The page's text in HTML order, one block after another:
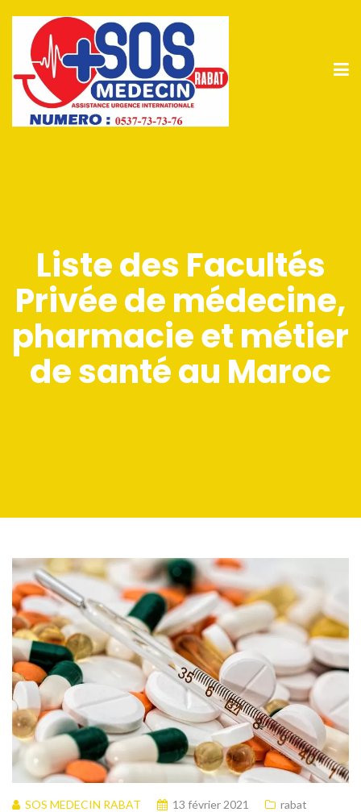
Liste des Facultés
Privée de médecine,
pharmacie et métier
de santé au Maroc
SOS MEDECIN RABAT 13 février 2021
rabat